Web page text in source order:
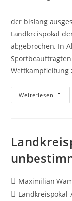
der bislang
Landkreispokal
abgebrochen. In
Wettkampfleitung
Weiterlesen
Beitrags-
Autor:
Maximilian
Beitrags-
Landkreispokal /